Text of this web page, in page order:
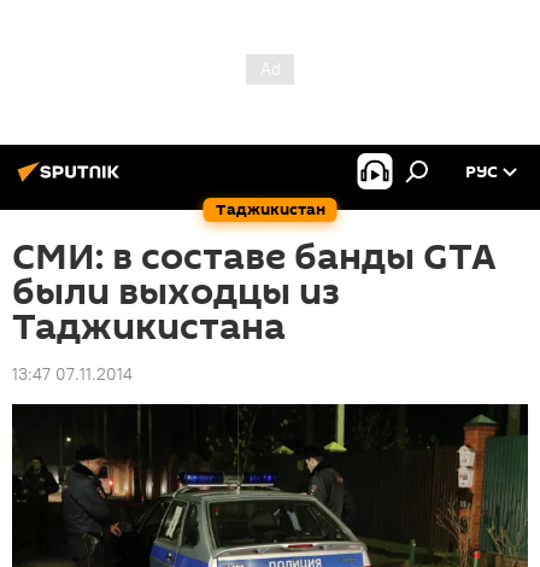
Таджикистан
РУС
СМИ: в составе банды GTA
были выходцы из
Таджикистана
13:47 07.11.2014